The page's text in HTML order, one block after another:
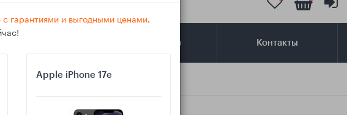
Самовывоз Контакты
с гарантиями и выгодными ценами.
Apple iPhone 17e